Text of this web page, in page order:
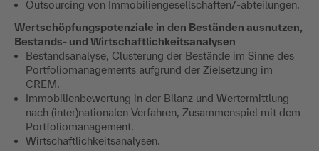
Outsourcing von Immobiliengesellschaften/-abteilungen.
Wertschöpfungspotenziale in den Beständen ausnutzen,
Bestands- und Wirtschaftlichkeitsanalysen
Bestandsanalyse, Clusterung der Bestände im Sinne des
Portfoliomanagements aufgrund der Zielsetzung im
CREM.
Immobilienbewertung in der Bilanz und Wertermittlung
nach (inter)nationalen Verfahren, Zusammenspiel mit dem
Portfoliomanagement.
Wirtschaftlichkeitsanalysen.